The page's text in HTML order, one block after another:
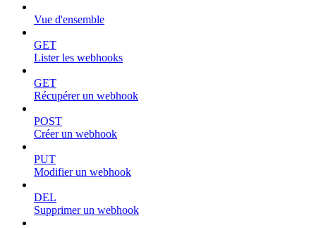
Vue d'ensemble
GET
Lister les webhooks
GET
Récupérer un webhook
POST
Créer un webhook
PUT
Modifier un webhook
DEL
Supprimer un webhook